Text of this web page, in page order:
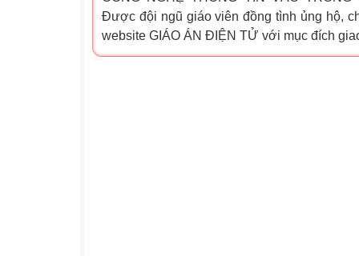
Được đội ngũ giáo viên đồng tình ủng hộ,
website GIÁO ÁN ĐIỆN TỬ với mục đích